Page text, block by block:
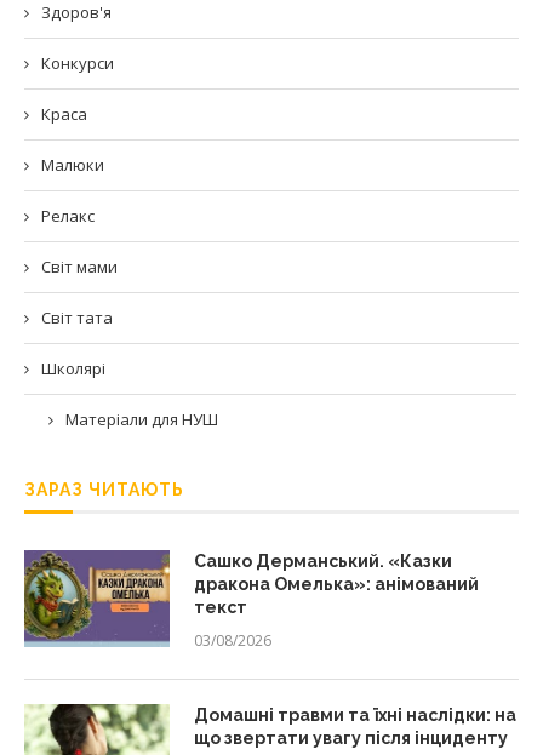
Здоров'я
Конкурси
Краса
Малюки
Релакс
Світ мами
Світ тата
Школярі
Матеріали для НУШ
ЗАРАЗ ЧИТАЮТЬ
Сашко Дерманський. «Казки
дракона Омелька»: анімований
текст
03/08/2026
Домашні травми та їхні наслідки: на
що звертати увагу після інциденту